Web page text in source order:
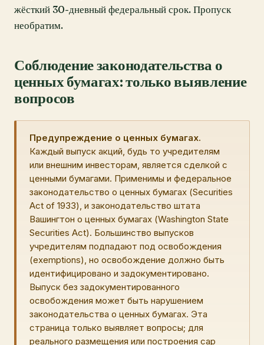
жёсткий 30-дневный федеральный срок. Пропуск
необратим.
Соблюдение законодательства о
ценных бумагах: только выявление
вопросов
Предупреждение о ценных бумагах.
Каждый выпуск акций, будь то учредителям
или внешним инвесторам, является сделкой с
ценными бумагами. Применимы и федеральное
законодательство о ценных бумагах (Securities
Act of 1933), и законодательство штата
Вашингтон о ценных бумагах (Washington State
Securities Act). Большинство выпусков
учредителям подпадают под освобождения
(exemptions), но освобождение должно быть
идентифицировано и задокументировано.
Выпуск без задокументированного
освобождения может быть нарушением
законодательства о ценных бумагах. Эта
страница только выявляет вопросы; для
реального размещения или построения cap